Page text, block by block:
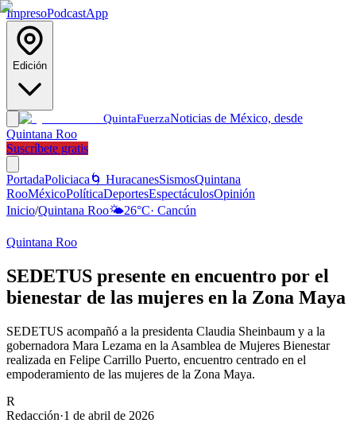
ImpresoPodcastApp
Edición
QuintaFuerzaNoticias de México, desde
Quintana Roo
Suscríbete gratis
PortadaPoliciaca 🌀 HuracanesSismosQuintana
RooMéxicoPolíticaDeportesEspectáculosOpinión
Inicio/Quintana Roo🌤️26°C· Cancún
Quintana Roo
SEDETUS presente en encuentro por el
bienestar de las mujeres en la Zona Maya
SEDETUS acompañó a la presidenta Claudia Sheinbaum y a la
gobernadora Mara Lezama en la Asamblea de Mujeres Bienestar
realizada en Felipe Carrillo Puerto, encuentro centrado en el
empoderamiento de las mujeres de la Zona Maya.
R
Redacción·1 de abril de 2026